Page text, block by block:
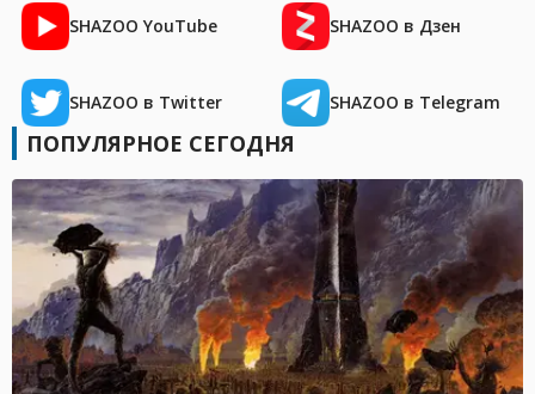
SHAZOO YouTube SHAZOO в Дзен
SHAZOO в Twitter SHAZOO в Telegram
ПОПУЛЯРНОЕ СЕГОДНЯ